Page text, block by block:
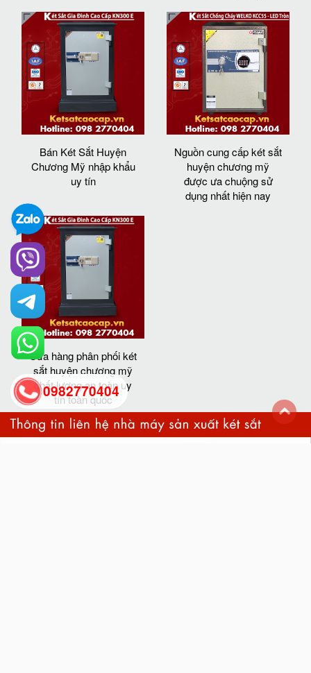
Bán Két Sắt Huyện
Chương Mỹ nhập khẩu
uy tín
Nguồn cung cấp két sắt
huyện chương mỹ
được ưa chuộng sử
dụng nhất hiện nay
Cửa hàng phân phối két
sắt huyện chương mỹ
chất lượng an toàn uy
tín toàn quốc
0982770404
back